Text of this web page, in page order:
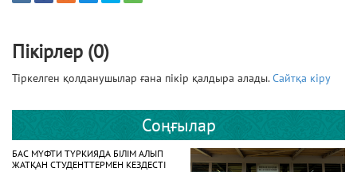
Пікірлер (0)
Тіркелген қолданушылар ғана пікір қалдыра алады.Сайтқа кіру
Соңғылар
БАС МҮФТИ ТҮРКИЯДА БІЛІМ АЛЫП
ЖАТҚАН СТУДЕНТТЕРМЕН КЕЗДЕСТІ